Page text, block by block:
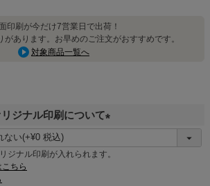
印刷が今だけ7営業日で出荷！
あります。お早めのご注文がおすすめです。
対象商品一覧へ
ジナル印刷について
必
ジナル印刷が入れられます。
ちら